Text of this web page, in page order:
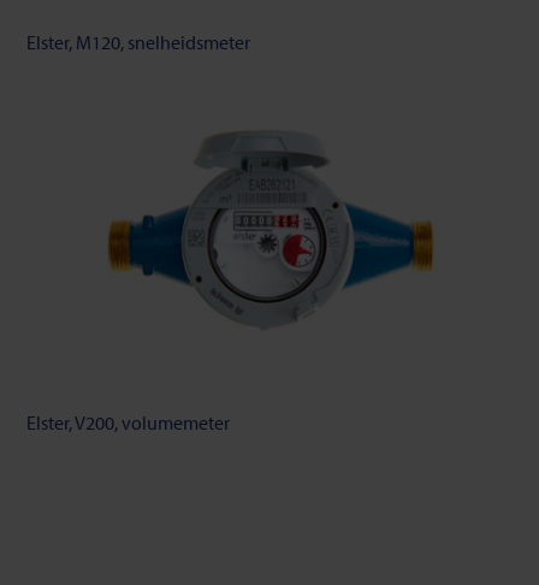
Elster, M120, snelheidsmeter
Elster, V200, volumemeter